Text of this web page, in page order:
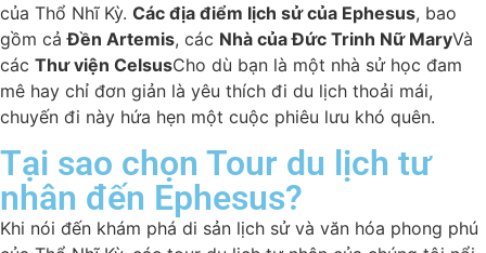
của Thổ Nhĩ Kỳ. Các địa điểm lịch sử của Ephesus, bao
gồm cảĐền Artemis, các Nhà của Đức Trinh Nữ MaryVà
các Thư viện CelsusCho dù bạn là một nhà sử học đam
mê hay chỉ đơn giản là yêu thích đi du lịch thoải mái,
chuyến đi này hứa hẹn một cuộc phiêu lưu khó quên.
Tại sao chọn Tour du lịch tư
nhân đến Ephesus?
Khi nói đến khám phá di sản lịch sử và văn hóa phong phú